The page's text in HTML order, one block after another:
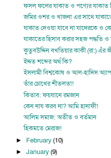
ফসল ফলের যাকাত ও পণ্যের যাকাত
জমির ওশর ও খাজনা এর সাথে
যাকাত দেওয়া যাবে না যাদেরকে ও
যাকাতের হিসাব করার সহজ পদ্ধতি
কুতুবউদ্দিন বখতিয়ার কাকী (রা:) এঁর
ইদ্দত শব্দের অর্থ কি?
ইসলামী বিশ্বকোষ ও আল-হাদিস
তাঁর চোখের শীতলতা!
কিতাব: ফয়যানে রমজান
কেন নায করব না? আমি হানাফী!
আলিম সমাজ: অতীত ও বর্তমান
হিকমতে মেরাজ!
► February (10)
► January (9)